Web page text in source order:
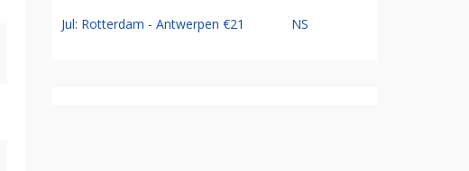
Jul: Rotterdam - Antwerpen €21 NS